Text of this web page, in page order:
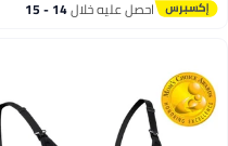
احصل عليه خلال 14 - 15
اغسطس